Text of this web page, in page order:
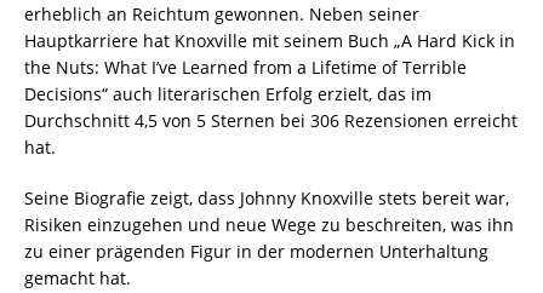
erheblich an Reichtum gewonnen. Neben seiner
Hauptkarriere hat Knoxville mit seinem Buch „A Hard Kick in
the Nuts: What I’ve Learned from a Lifetime of Terrible
Decisions“ auch literarischen Erfolg erzielt, das im
Durchschnitt 4,5 von 5 Sternen bei 306 Rezensionen erreicht
hat.
Seine Biografie zeigt, dass Johnny Knoxville stets bereit war,
Risiken einzugehen und neue Wege zu beschreiten, was ihn
zu einer prägenden Figur in der modernen Unterhaltung
gemacht hat.